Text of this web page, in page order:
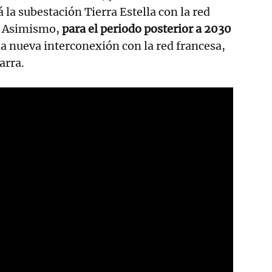
la subestación Tierra Estella con la red
Asimismo, para el periodo posterior a 2030
nueva interconexión con la red francesa,